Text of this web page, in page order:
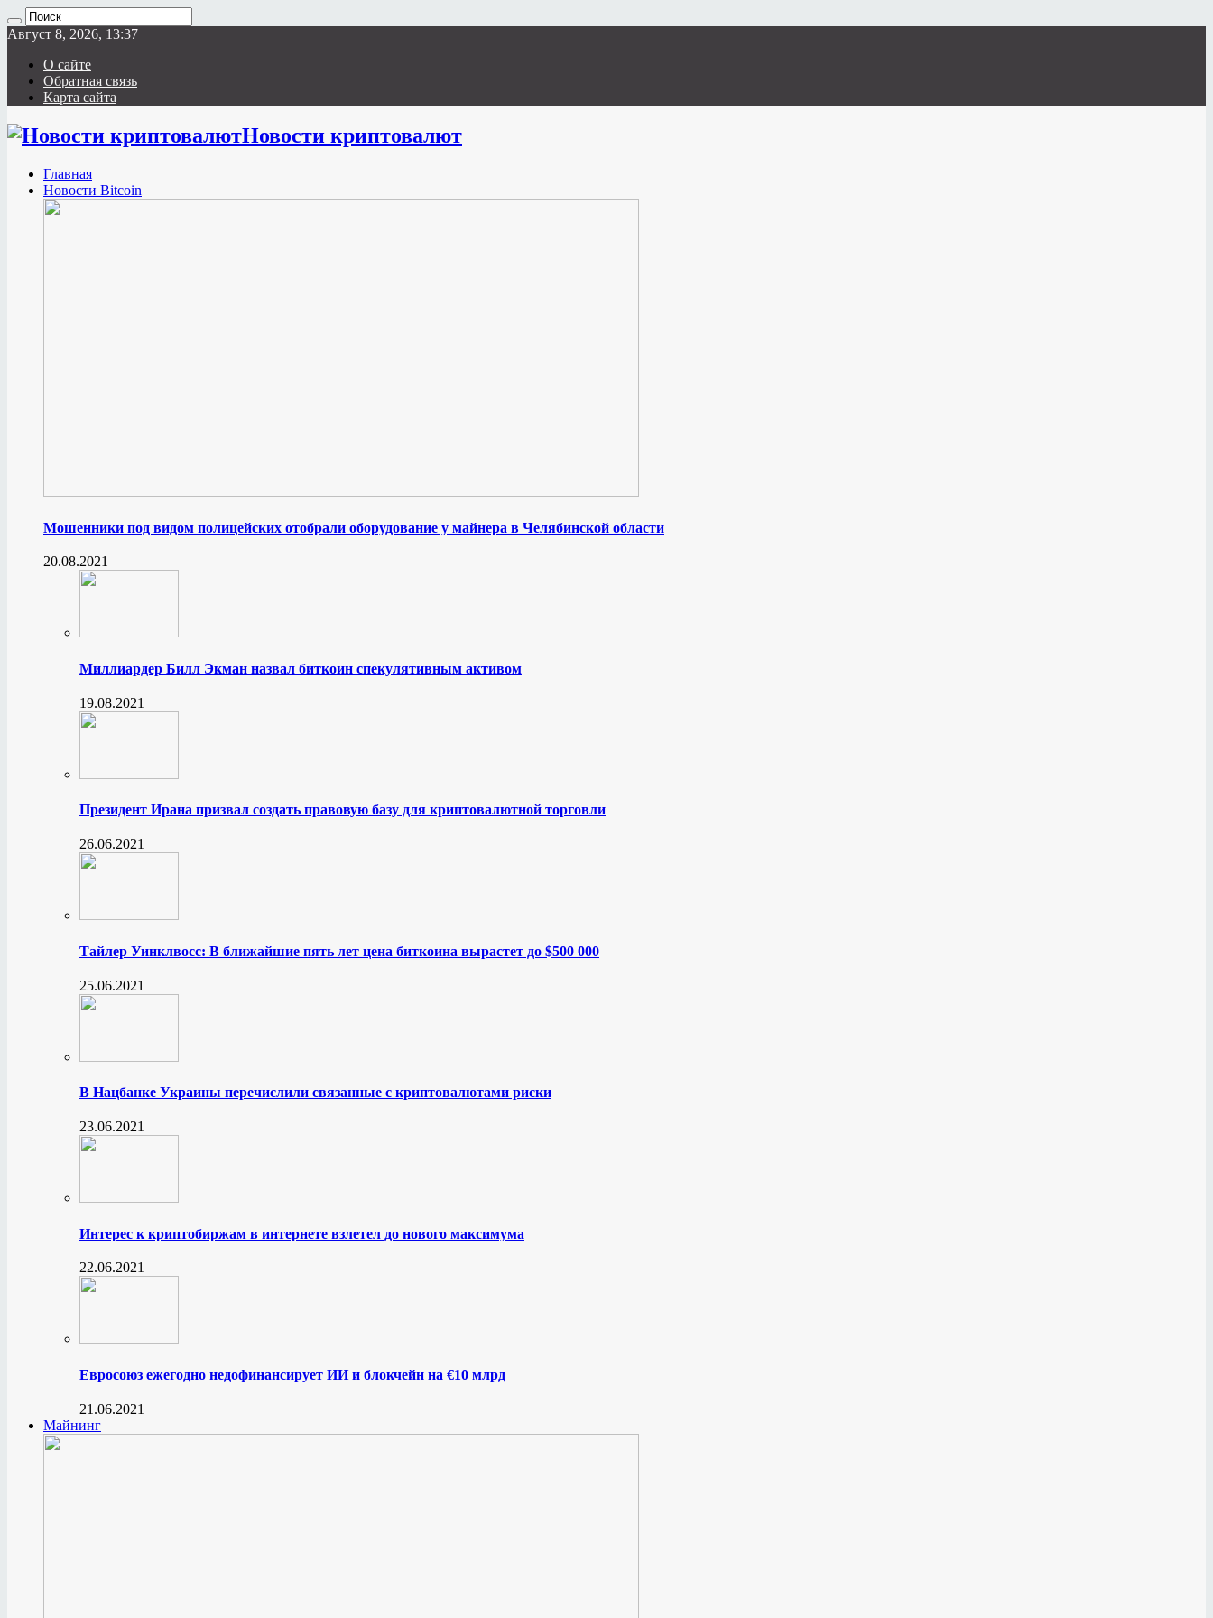
Август 8, 2026, 13:37
О сайте
Обратная связь
Карта сайта
Новости криптовалют
Главная
Новости Bitcoin
Мошенники под видом полицейских отобрали оборудование у майнера в Челябинской области
20.08.2021
Миллиардер Билл Экман назвал биткоин спекулятивным активом
19.08.2021
Президент Ирана призвал создать правовую базу для криптовалютной торговли
26.06.2021
Тайлер Уинклвосс: В ближайшие пять лет цена биткоина вырастет до $500 000
25.06.2021
В Нацбанке Украины перечислили связанные с криптовалютами риски
23.06.2021
Интерес к криптобиржам в интернете взлетел до нового максимума
22.06.2021
Евросоюз ежегодно недофинансирует ИИ и блокчейн на €10 млрд
21.06.2021
Майнинг